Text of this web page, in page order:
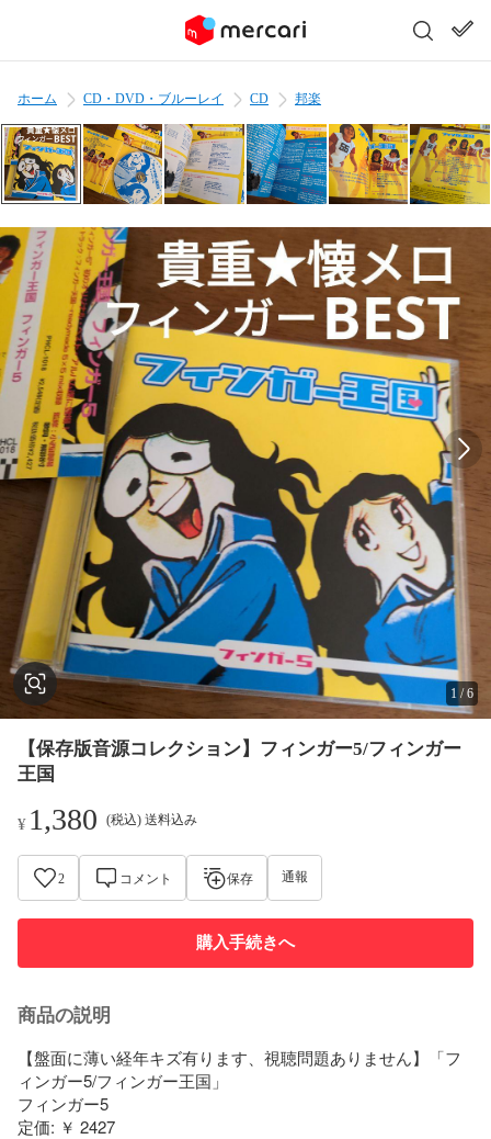
ホーム CD・DVD・ブルーレイ CD 邦楽
1 /6
【保存版音源コレクション】フィンガー5/フィンガー
王国
¥ 1,380 (税込) 送料込み
2 コメント 保存 通報
購入手続きへ
商品の説明
【盤面に薄い経年キズ有ります、視聴問題ありません】「フ
ィンガー5/フィンガー王国」
フィンガー5
定価: ￥ 2427